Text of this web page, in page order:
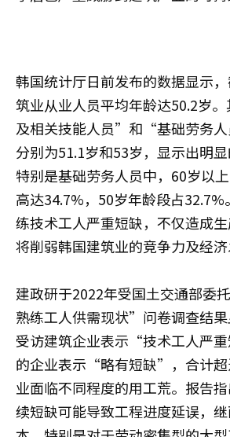
韩国统计厅日前发布的数据显示
筑业从业人员平均年龄达50.2岁
及相关技能人员”和“基础劳务
分别为51.1岁和53岁，显示出明显
特别是基础劳务人员中，60岁以
高达34.7%，50岁年龄段占
练技术工人严重短缺，不仅造成
将削弱韩国建筑业的竞争力及经济
建政研于2022年受国土交通部委
熟练工人供需现状”问卷调查结
受访建筑企业表示“技术工人严
的企业表示“略有短缺”，合计超
业面临不同程度的用工荒。报告
续短缺可能导致工程进度延误，